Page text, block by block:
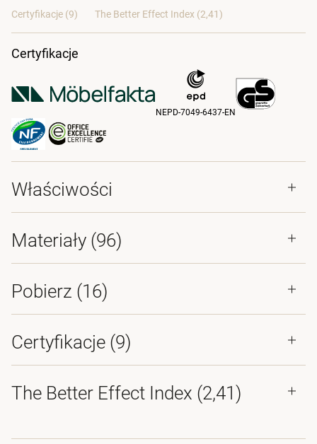
Certyfikacje (9) The Better Effect Index (2,41)
Certyfikacje
NEPD-7049-6437-EN
Właściwości
Materiały (96)
Pobierz (16)
Certyfikacje (9)
The Better Effect Index (2,41)